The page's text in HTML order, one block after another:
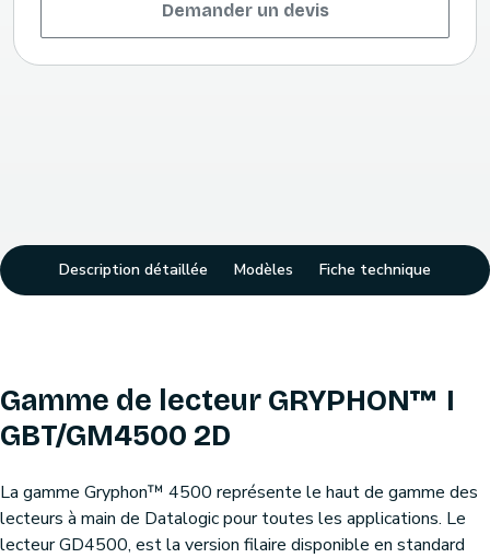
Demander un devis
Description détaillée Modèles Fiche technique
Gamme de lecteur GRYPHON™ I
GBT/GM4500 2D
La gamme Gryphon™ 4500 représente le haut de gamme des
lecteurs à main de Datalogic pour toutes les applications. Le
lecteur GD4500, est la version filaire disponible en standard